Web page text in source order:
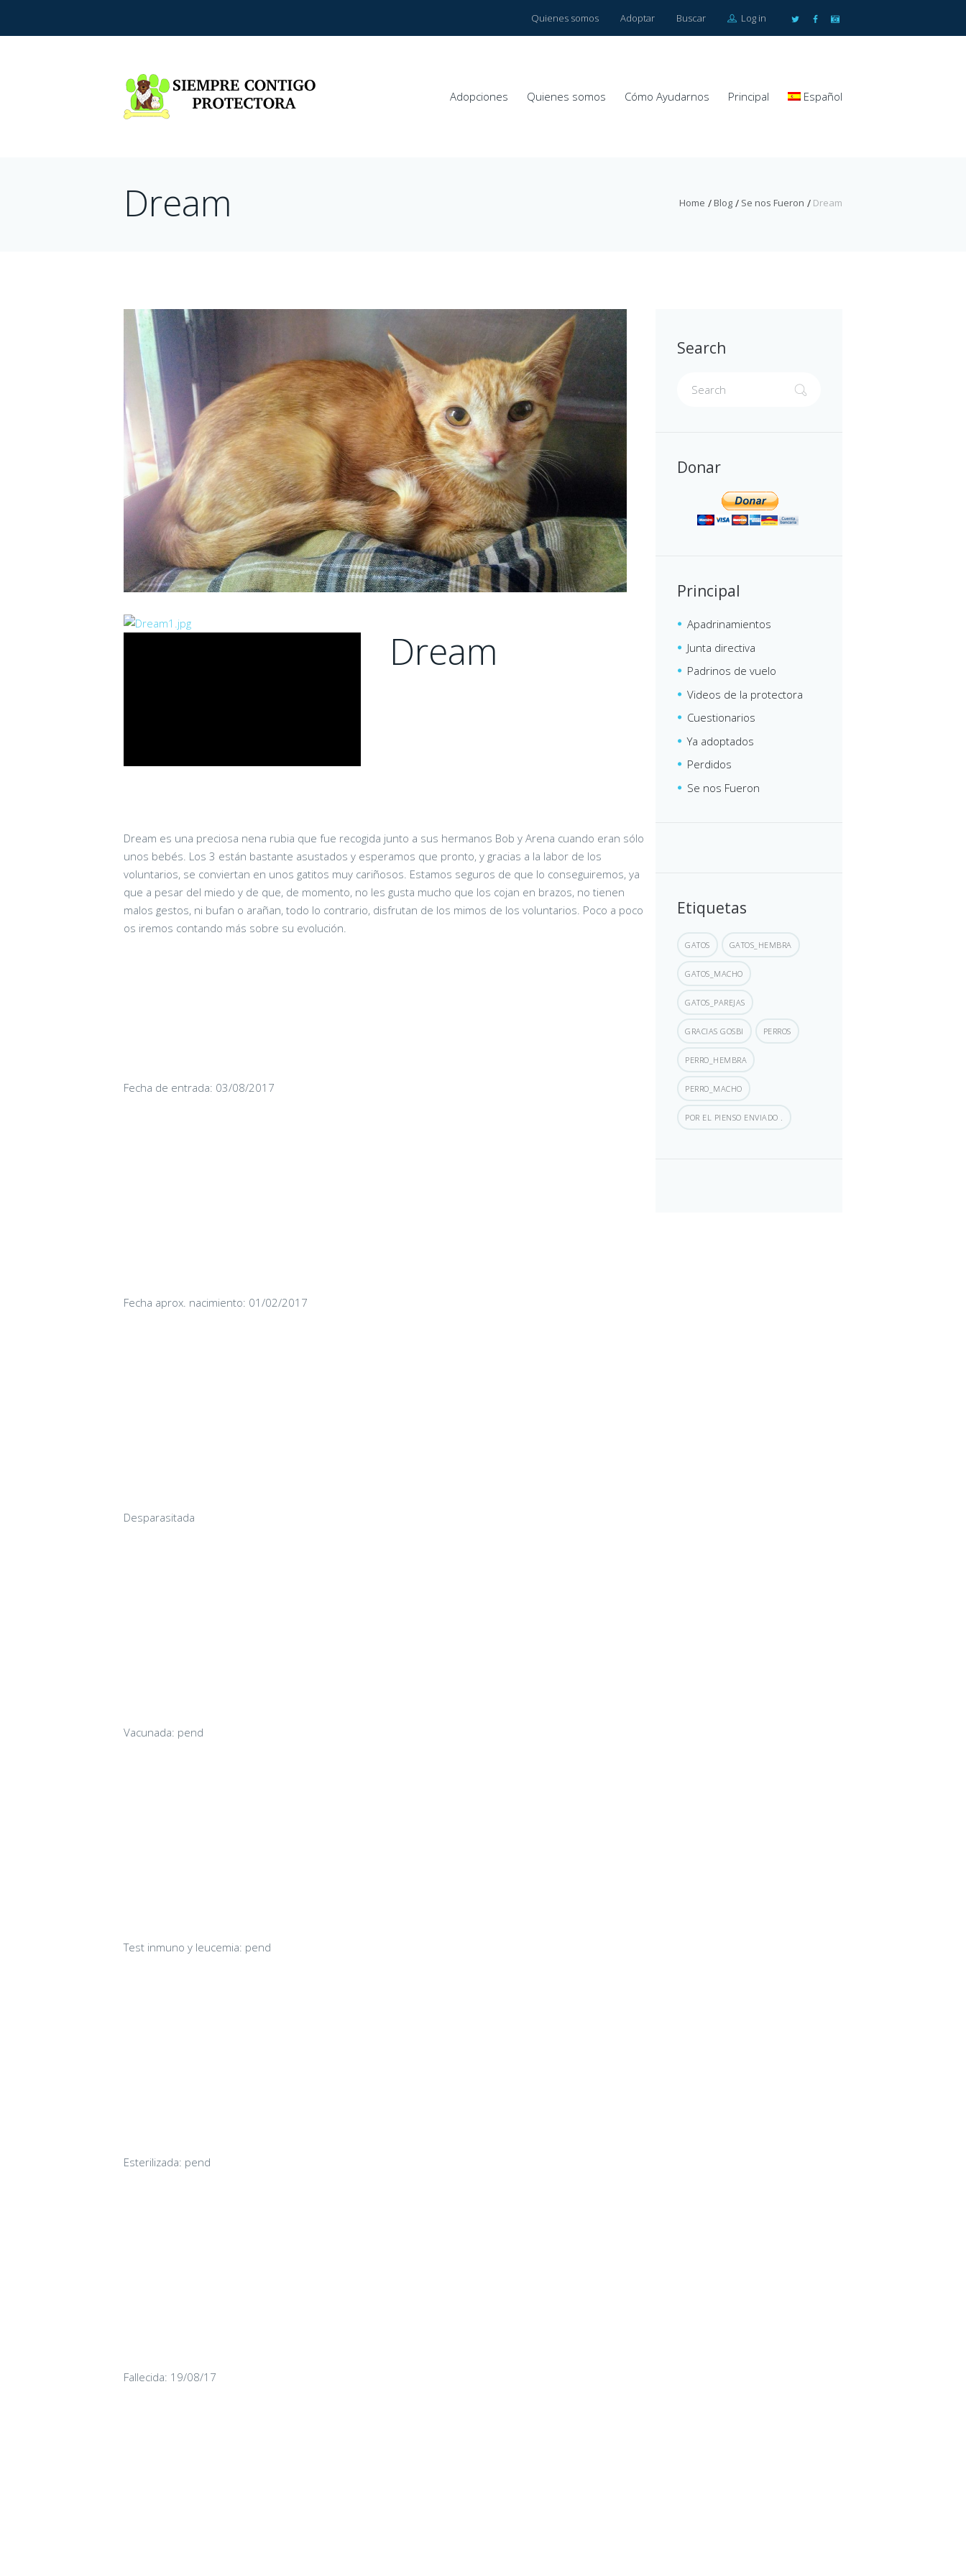
Quienes somos Adoptar Buscar Log in
Adopciones Quienes somos Cómo Ayudarnos Principal Español
Home Blog Se nos Fueron Dream
Dream
Dream
Dream es una preciosa nena rubia que fue recogida junto a sus hermanos Bob y Arena cuando eran sólo
unos bebés. Los 3 están bastante asustados y esperamos que pronto, y gracias a la labor de los
voluntarios, se conviertan en unos gatitos muy cariñosos. Estamos seguros de que lo conseguiremos, ya
que a pesar del miedo y de que, de momento, no les gusta mucho que los cojan en brazos, no tienen
malos gestos, ni bufan o arañan, todo lo contrario, disfrutan de los mimos de los voluntarios. Poco a poco
os iremos contando más sobre su evolución.
Fecha de entrada: 03/08/2017
Fecha aprox. nacimiento: 01/02/2017
Desparasitada
Vacunada: pend
Test inmuno y leucemia: pend
Esterilizada: pend
Fallecida: 19/08/17
Search
Donar
Principal
Apadrinamientos
Junta directiva
Padrinos de vuelo
Videos de la protectora
Cuestionarios
Ya adoptados
Perdidos
Se nos Fueron
Etiquetas
GATOS GATOS_HEMBRA
GATOS_MACHO
GATOS_PAREJAS
GRACIAS GOSBI PERROS
PERRO_HEMBRA
PERRO_MACHO
POR EL PIENSO ENVIADO .